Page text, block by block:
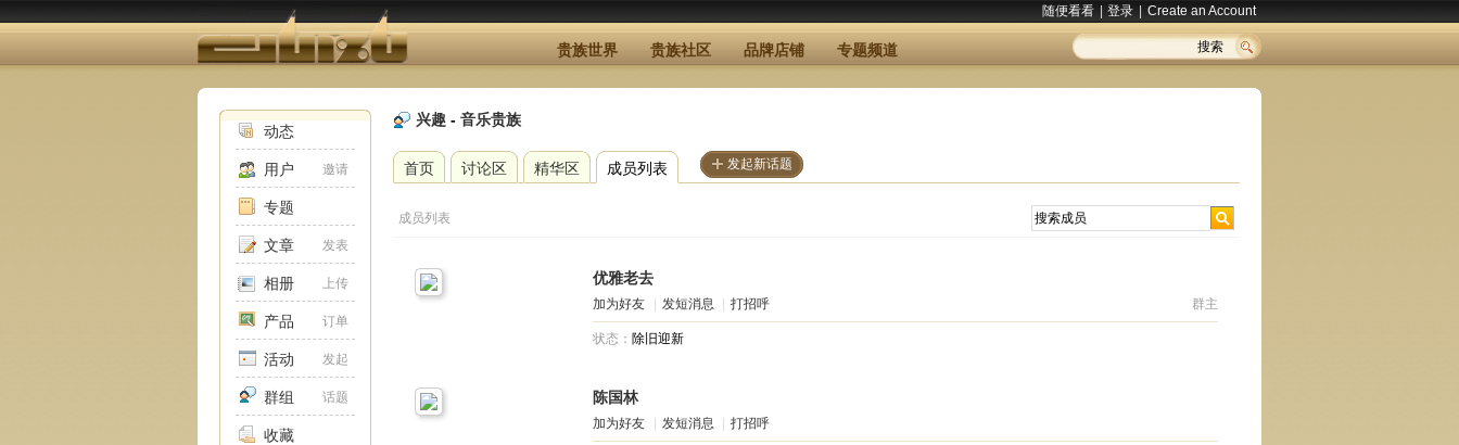
搜索
随便看看 登录 Create an Account
贵族世界 贵族社区 品牌店铺 专题频道
动态
用户 邀请
专题
文章 发表
相册 上传
产品 订单
活动 发起
群组 话题
收藏
兴趣 - 音乐贵族
首页 讨论区 精华区 成员列表 发起新话题
成员列表
优雅老去
群主
加为好友 发短消息 打招呼
状态： 除旧迎新
陈国林
加为好友 发短消息 打招呼